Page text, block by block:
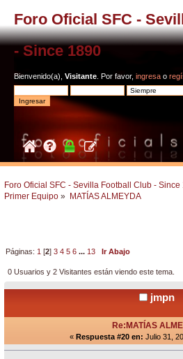
Foro Oficial SFC -
- Since 1890
Bienvenido(a), Visitante . Por favor, ingresa o
Foro Oficial SFC - Sevilla Football Club - Since
Primer Equipo » MATÍAS ALMEYDA
Páginas: 1 [2]3 4 5 6 ... 13 Ir Abajo
0 Usuarios y 2 Visitantes están viendo este tema.
jmpn
Re:MATÍAS
« Respuesta #20 en: Julio 31,